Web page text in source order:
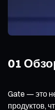
01
Gate — это
продуктов,